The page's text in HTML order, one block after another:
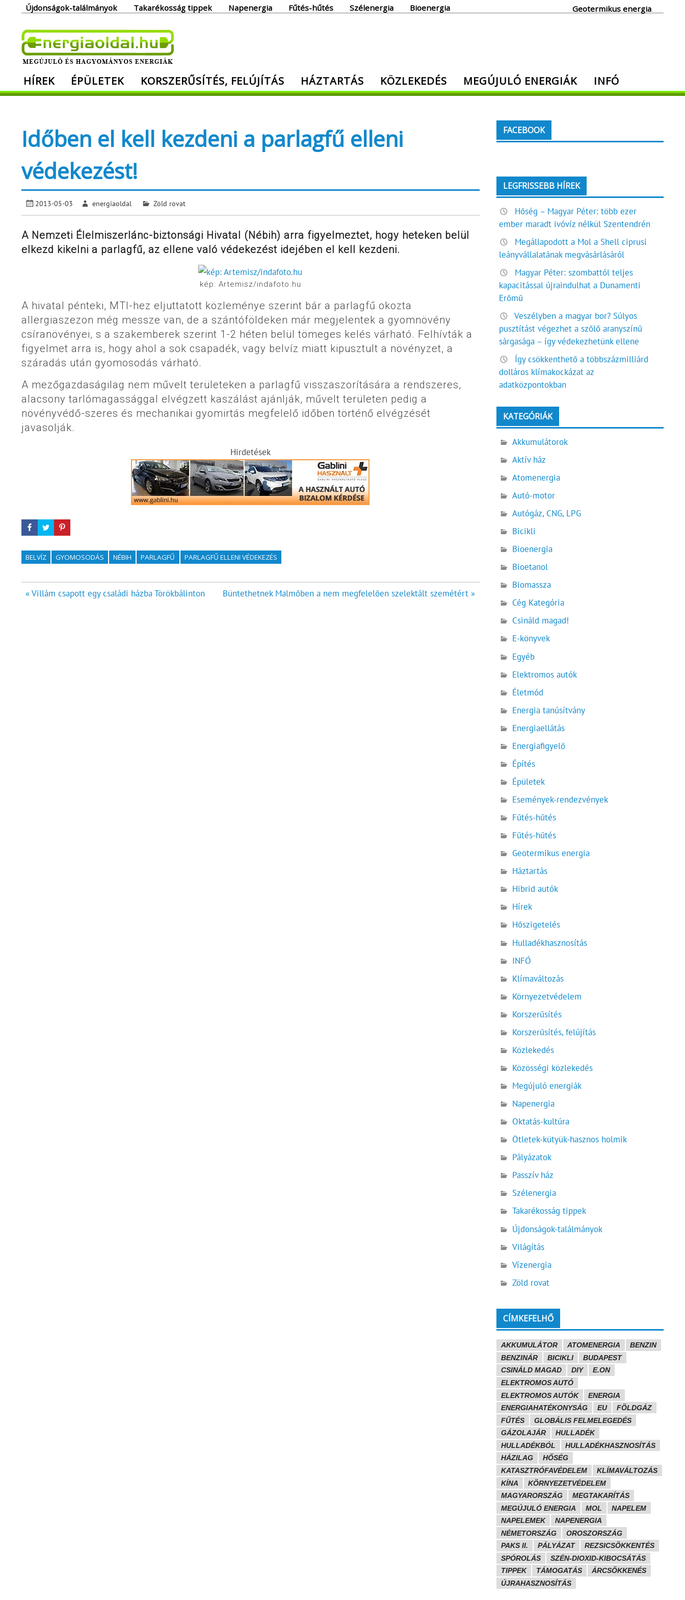
Újdonságok-találmányok Takarékosság tippek Napenergia Fűtés-hűtés Szélenergia Bioenergia Geotermikus energia
Megújuló és hagyományos energiák. Minden, ami energia!
HÍREK ÉPÜLETEK KORSZERŰSÍTÉS, FELÚJÍTÁS HÁZTARTÁS KÖZLEKEDÉS MEGÚJULÓ ENERGIÁK INFÓ
Időben el kell kezdeni a parlagfű elleni
védekezést!
2013-05-03 energiaoldal Zöld rovat
A Nemzeti Élelmiszerlánc-biztonsági Hivatal (Nébih) arra figyelmeztet, hogy heteken belül
elkezd kikelni a parlagfű, az ellene való védekezést idejében el kell kezdeni.
kép: Artemisz/indafoto.hu
A hivatal pénteki, MTI-hez eljuttatott közleménye szerint bár a parlagfű okozta
allergiaszezon még messze van, de a szántóföldeken már megjelentek a gyomnövény
csíranövényei, s a szakemberek szerint 1-2 héten belül tömeges kelés várható. Felhívták a
figyelmet arra is, hogy ahol a sok csapadék, vagy belvíz miatt kipusztult a növényzet, a
száradás után gyomosodás várható.
A mezőgazdaságilag nem művelt területeken a parlagfű visszaszorítására a rendszeres,
alacsony tarlómagassággal elvégzett kaszálást ajánlják, művelt területen pedig a
növényvédő-szeres és mechanikai gyomirtás megfelelő időben történő elvégzését
javasolják.
Hirdetések
BELVÍZ GYOMOSODÁS NÉBIH PARLAGFŰ PARLAGFŰ ELLENI VÉDEKEZÉS
Bejegyzés
« Villám csapott egy családi házba Törökbálinton Büntethetnek Malmőben a nem megfelelően szelektált szemétért »
FACEBOOK
LEGFRISSEBB HÍREK
Hőség – Magyar Péter: több ezer
ember maradt ivóvíz nélkül Szentendrén
Megállapodott a Mol a Shell ciprusi
leányvállalatának megvásárlásáról
Magyar Péter: szombattól teljes
kapacitással újraindulhat a Dunamenti
Erőmű
Veszélyben a magyar bor? Súlyos
pusztítást végezhet a szőlő aranyszínű
sárgasága – így védekezhetünk ellene
Így csökkenthető a többszázmilliárd
dolláros klímakockázat az
adatközpontokban
KATEGÓRIÁK
Akkumulátorok
Aktív ház
Atomenergia
Autó-motor
Autógáz, CNG, LPG
Bicikli
Bioenergia
Bioetanol
Biomassza
Cég Kategória
Csináld magad!
E-könyvek
Egyéb
Elektromos autók
Életmód
Energia tanúsítvány
Energiaellátás
Energiafigyelő
Építés
Épületek
Események-rendezvények
Fűtés-hűtés
Fűtés-hűtés
Geotermikus energia
Háztartás
Hibrid autók
Hírek
Hőszigetelés
Hulladékhasznosítás
INFÓ
Klímaváltozás
Környezetvédelem
Korszerűsítés
Korszerűsítés, felújítás
Közlekedés
Közösségi közlekedés
Megújuló energiák
Napenergia
Oktatás-kultúra
Ötletek-kütyük-hasznos holmik
Pályázatok
Passzív ház
Szélenergia
Takarékosság tippek
Újdonságok-találmányok
Világítás
Vízenergia
Zöld rovat
CÍMKEFELHŐ
AKKUMULÁTOR ATOMENERGIA
BENZIN
BENZINÁR
BICIKLI
BUDAPEST
CSINÁLD MAGAD
DIY
E.ON
ELEKTROMOS AUTÓ
ELEKTROMOS AUTÓK
ENERGIA
ENERGIAHATÉKONYSÁG
EU
FÖLDGÁZ
FŰTÉS
GLOBÁLIS FELMELEGEDÉS
GÁZOLAJÁR
HULLADÉK
HULLADÉKBÓL
HULLADÉKHASZNOSÍTÁS
HÁZILAG
HŐSÉG
KATASZTRÓFAVÉDELEM
KLÍMAVÁLTOZÁS
KÍNA
KÖRNYEZETVÉDELEM
MAGYARORSZÁG
MEGTAKARÍTÁS
MEGÚJULÓ ENERGIA
MOL
NAPELEM
NAPELEMEK
NAPENERGIA
NÉMETORSZÁG
OROSZORSZÁG
PAKS II.
PÁLYÁZAT
REZSICSÖKKENTÉS
SPÓROLÁS
SZÉN-DIOXID-KIBOCSÁTÁS
TIPPEK
TÁMOGATÁS
ÁRCSÖKKENÉS
ÚJRAHASZNOSÍTÁS